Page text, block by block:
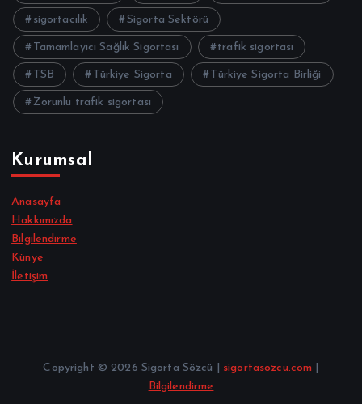
sigortacılık Sigorta Sektörü
Tamamlayıcı Sağlık Sigortası trafik sigortası
TSB Türkiye Sigorta Türkiye Sigorta Birliği
Zorunlu trafik sigortası
Kurumsal
Anasayfa
Hakkımızda
Bilgilendirme
Künye
İletişim
Copyright © 2026 Sigorta Sözcü | sigortasozcu.com
Bilgilendirme